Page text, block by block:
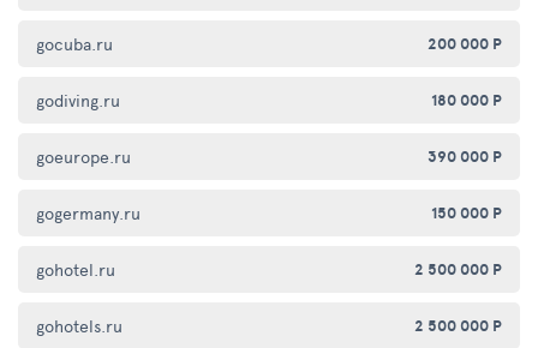
gocuba.ru 200 000 Р
godiving.ru 180 000 Р
goeurope.ru 390 000 Р
gogermany.ru 150 000 Р
gohotel.ru 2 500 000 Р
gohotels.ru 2 500 000 Р